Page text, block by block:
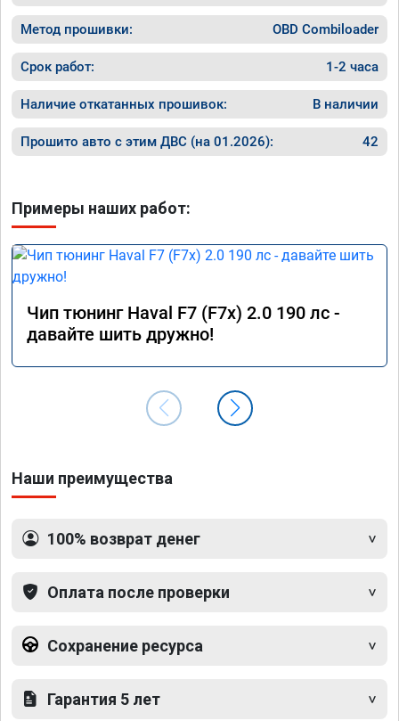
майские праздники поехал в мордовию,
1200км, машину не узнать - тяга отличная,
динамика разгона просто прелесть,
отзывчивость на пидаль газа
превосходная, одно удовольствие теперь
по трассе стал намного ниже, 6.2 литра на
сотку при скоростном режиме 100 - 120 км/
ч. Однозначно рекомендую
результатом. Ещё раз большое спасибо!
Процветания вашей компании.
Метод прошивки: OBD Combiloader
Срок работ: 1-2 часа
Наличие откатанных прошивок: В наличии
Прошито авто с этим ДВС (на 01.2026): 42
Примеры наших работ:
Чип тюнинг Haval F7 (F7x) 2.0 190 лс -
давайте шить дружно!
Наши преимущества
100% возврат денег
Оплата после проверки
Сохранение ресурса
Гарантия 5 лет